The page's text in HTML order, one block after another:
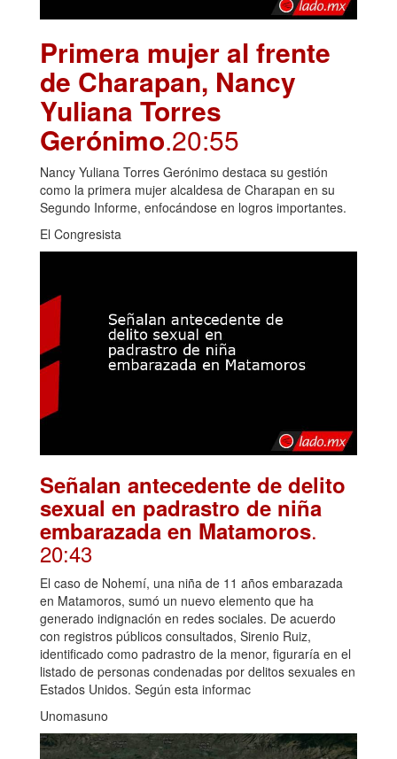
Primera mujer al frente
de Charapan, Nancy
Yuliana Torres
Gerónimo.20:55
Nancy Yuliana Torres Gerónimo destaca su gestión
como la primera mujer alcaldesa de Charapan en su
Segundo Informe, enfocándose en logros importantes.
El Congresista
Señalan antecedente de delito
sexual en padrastro de niña
embarazada en Matamoros.
20:43
El caso de Nohemí, una niña de 11 años embarazada
en Matamoros, sumó un nuevo elemento que ha
generado indignación en redes sociales. De acuerdo
con registros públicos consultados, Sirenio Ruiz,
identificado como padrastro de la menor, figuraría en el
listado de personas condenadas por delitos sexuales en
Estados Unidos. Según esta informac
Unomasuno